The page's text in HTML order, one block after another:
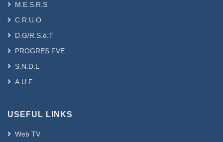
M.E.S.R.S
C.R.U.O
D.G/R.S.d.T
PROGRES FVE
S.N.D.L
A.U.F
USEFUL LINKS
Web TV